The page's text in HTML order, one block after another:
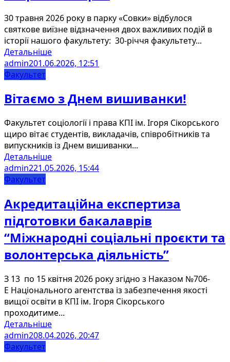
30 травня 2026 року в парку «Совки» відбулося
святкове виїзне відзначення двох важливих подій в
історії нашого факультету: 30-річчя факультету...
Детальніше
admin201.06.2026, 12:51
Факультет
Вітаємо з Днем вишиванки!
Факультет соціології і права КПІ ім. Ігоря Сікорського
щиро вітає студентів, викладачів, співробітників та
випускників із Днем вишиванки...
Детальніше
admin221.05.2026, 15:44
Факультет
Акредитаційна експертиза
підготовки бакалаврів
“Міжнародні соціальні проєкти та
волонтерська діяльність”
З 13 по 15 квітня 2026 року згідно з Наказом №706-
Е Національного агентства із забезпечення якості
вищої освіти в КПІ ім. Ігоря Сікорського
проходитиме...
Детальніше
admin208.04.2026, 20:47
Факультет